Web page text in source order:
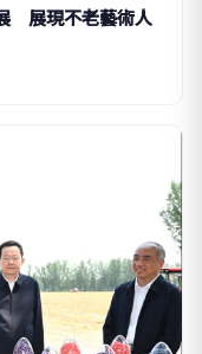
展現不老藝術人